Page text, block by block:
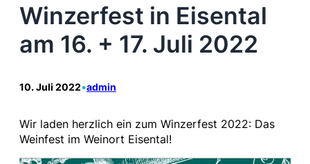
Winzerfest in Eisental
am 16. + 17. Juli 2022
10. Juli 2022•admin
Wir laden herzlich ein zum Winzerfest 2022: Das
Weinfest im Weinort Eisental!